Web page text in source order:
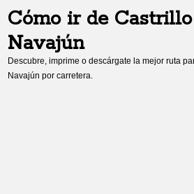
Cómo ir de
Navajún
Descubre, imprime o descárgate la mejor ruta
Navajún por carretera.